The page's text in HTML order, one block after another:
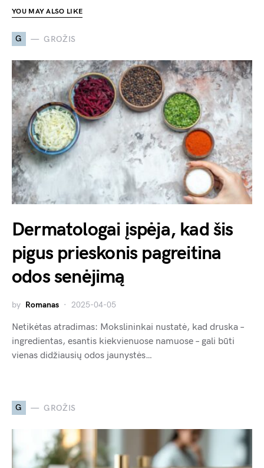
YOU MAY ALSO LIKE
G GROŽIS
Dermatologai įspėja, kad šis
pigus prieskonis pagreitina
odos senėjimą
by Romanas 2025-04-05
Netikėtas atradimas: Mokslininkai nustatė, kad druska –
ingredientas, esantis kiekvienuose namuose – gali būti
vienas didžiausių odos jaunystės…
G GROŽIS